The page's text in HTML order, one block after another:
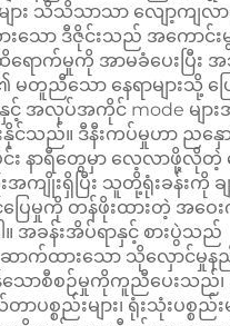
ား သိသိသာသာ လျော့ကျလ
ားသော ဒီဇိုင်းသည် အကောင်
ောက်မှုကို အာမခံပေးပြီး အ
ညီသော နေရာများသို့ ပြေ
အလုပ်အကိုင် mode များအ
းနိုင်သည်။ ဒီနီးကပ်မှုဟာ ညနှ
း နာရီတွေမှာ လေ့လာဖို့လိုတဲ့
ျိုးရှိပြီး သူတို့ရုံးခန်းကို ခ
ပြေမှုကို တန်ဖိုးထားတဲ့ အဝ
အခန်းအိပ်ရာနှင့် စားပွဲသည်
က်ထားသော သိုလှောင်မှုနည်း
သောစီစဉ်မှုကိုကူညီပေးသည်၊
စ္စည်းများ၊ ရုံးသုံးပစ္စည်း